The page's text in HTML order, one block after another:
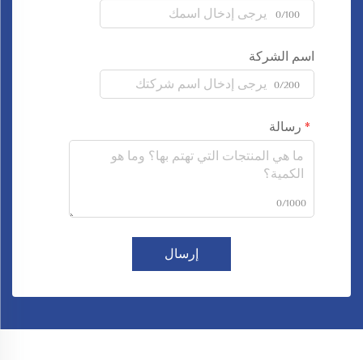
0/100
اسم الشركة
0/200
رسالة
0/1000
إرسال